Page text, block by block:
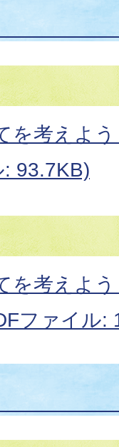
を考えよ
93.7KB)
を考えよ
ファイル: